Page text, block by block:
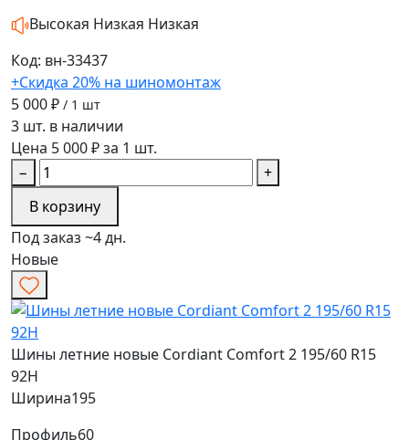
Высокая Низкая Низкая
Код: вн-33437
+Скидка 20% на шиномонтаж
5 000 ₽ / 1 шт
3 шт. в наличии
Цена 5 000 ₽ за 1 шт.
−
+
В корзину
Под заказ ~4 дн.
Новые
Шины летние новые Cordiant Comfort 2 195/60 R15
92H
Ширина195
Профиль60